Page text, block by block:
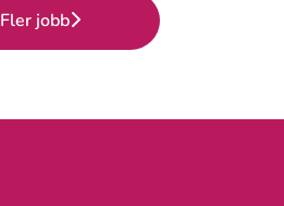
Fler jobb